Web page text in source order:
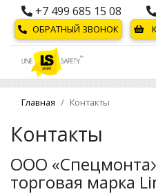
+7 499 685 15 08
ОБРАТНЫЙ ЗВОНОК
Главная Контакты
Контакты
ООО
торговая марка